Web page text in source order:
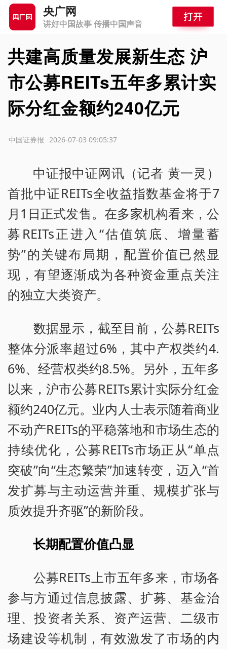
央广网
讲好中国故事 传播中国声音
共建高质量发展新生态 沪
市公募REITs五年多累计实
际分红金额约240亿元
2026-07-03 09:05:37
中国证券报
中证报中证网讯（记者 黄一灵）
首批中证REITs全收益指数基金将于7
月1日正式发售。在多家机构看来，公
募REITs正进入“估值筑底、增量蓄
势”的关键布局期，配置价值已然显
现，有望逐渐成为各种资金重点关注
的独立大类资产。
数据显示，截至目前，公募REITs
整体分派率超过6%，其中产权类约4.
6%、经营权类约8.5%。另外，五年多
以来，沪市公募REITs累计实际分红金
额约240亿元。业内人士表示随着商业
不动产REITs的平稳落地和市场生态的
持续优化，公募REITs市场正从“单点
突破”向“生态繁荣”加速转变，迈入“首
发扩募与主动运营并重、规模扩张与
质效提升齐驱”的新阶段。
长期配置价值凸显
公募REITs上市五年多来，市场各
参与方通过信息披露、扩募、基金治
理、投资者关系、资产运营、二级市
场建设等机制，有效激发了市场的内